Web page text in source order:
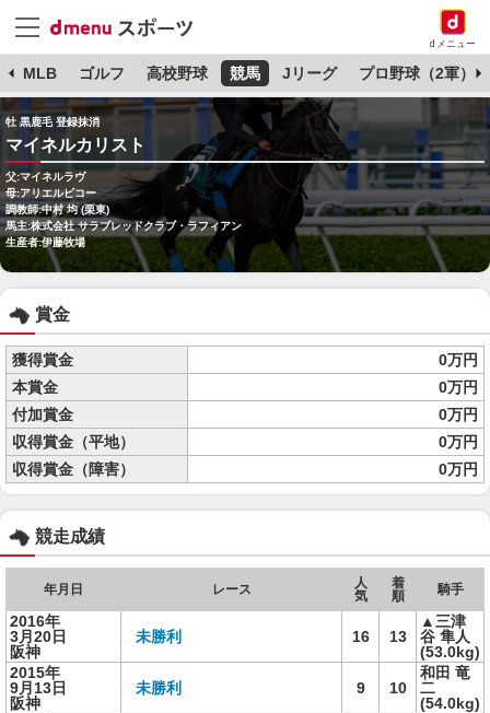
dメニュー
MLB ゴルフ 高校野球 競馬 Jリーグ プロ野球（2軍）
牡 黒鹿毛 登録抹消
マイネルカリスト
父:マイネルラヴ
母:アリエルビコー
調教師:中村 均 (栗東)
馬主:株式会社 サラブレッドクラブ・ラフィアン
生産者:伊藤牧場
賞金
獲得賞金
0万円
本賞金
0万円
付加賞金
0万円
収得賞金（平地）
0万円
収得賞金（障害）
0万円
競走成績
年月日 レース
人
気
着
順
騎手
2016年
3月20日
阪神
未勝利 16 13
▲三津
谷 隼人
(53.0kg)
2015年
9月13日
阪神
未勝利 9 10
和田 竜
二
(54.0kg)